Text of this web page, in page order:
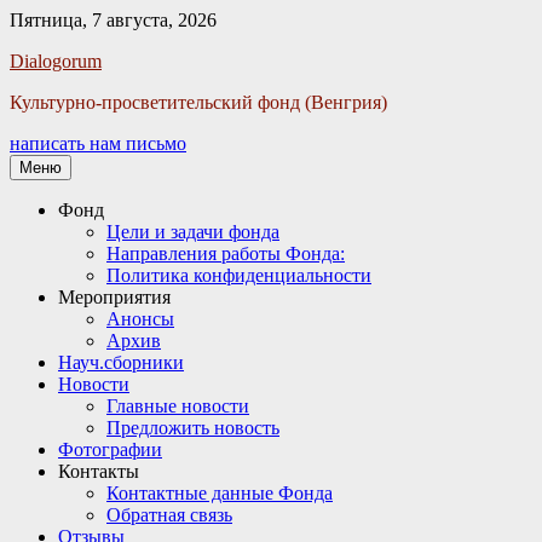
Пятница, 7 августа, 2026
Dialogorum
Культурно-просветительский фонд (Венгрия)
написать нам письмо
Меню
Основное
Фонд
Цели и задачи фонда
Направления работы Фонда:
Политика конфиденциальности
Мероприятия
Анонсы
Архив
Науч.сборники
Новости
Главные новости
Предложить новость
Фотографии
Контакты
Контактные данные Фонда
Обратная связь
Отзывы